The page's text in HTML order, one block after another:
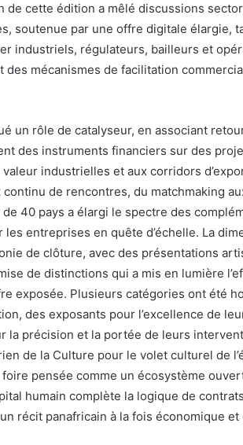
de cette édition a mêlé discussions
soutenue par une offre digitale élargie,
industriels, régulateurs, bailleurs et
des mécanismes de facilitation
un rôle de catalyseur, en associant
des instruments financiers sur des
industrielles et aux corridors
de rencontres, du matchmaking
40 pays a élargi le spectre des
entreprises en quête d’échelle. La
de clôture, avec des présentations
de distinctions qui a mis en lumière
exposée. Plusieurs catégories ont été
des exposants pour l’excellence de
la précision et la portée de leurs
de la Culture pour le volet culturel de
foire pensée comme un écosystème
humain complète la logique de
récit panafricain à la fois économique